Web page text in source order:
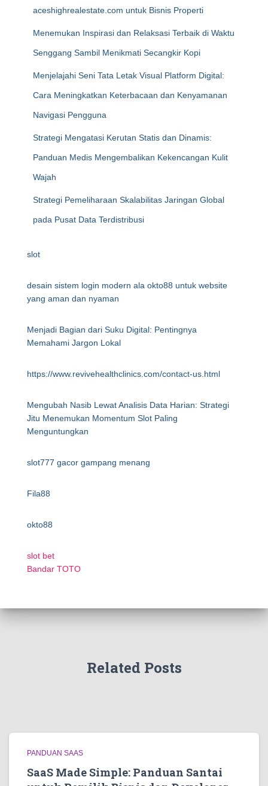
aceshighrealestate.com untuk Bisnis Properti
Menemukan Inspirasi dan Relaksasi Terbaik di Waktu
Senggang Sambil Menikmati Secangkir Kopi
Menjelajahi Seni Tata Letak Visual Platform Digital:
Cara Meningkatkan Keterbacaan dan Kenyamanan
Navigasi Pengguna
Strategi Mengatasi Kerutan Statis dan Dinamis:
Panduan Medis Mengembalikan Kekencangan Kulit
Wajah
Strategi Pemeliharaan Skalabilitas Jaringan Global
pada Pusat Data Terdistribusi
slot
desain sistem login modern ala okto88 untuk website
yang aman dan nyaman
Menjadi Bagian dari Suku Digital: Pentingnya
Memahami Jargon Lokal
https://www.revivehealthclinics.com/contact-us.html
Mengubah Nasib Lewat Analisis Data Harian: Strategi
Jitu Menemukan Momentum Slot Paling
Menguntungkan
slot777 gacor gampang menang
Fila88
okto88
slot bet
Bandar TOTO
Related Posts
PANDUAN SAAS
SaaS Made Simple: Panduan Santai